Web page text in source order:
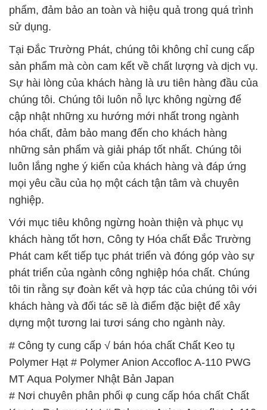
phẩm, đảm bảo an toàn và hiệu quả trong quá trình
sử dụng.
Tại Đắc Trường Phát, chúng tôi không chỉ cung cấp
sản phẩm mà còn cam kết về chất lượng và dịch vụ.
Sự hài lòng của khách hàng là ưu tiên hàng đầu của
chúng tôi. Chúng tôi luôn nỗ lực không ngừng để
cập nhật những xu hướng mới nhất trong ngành
hóa chất, đảm bảo mang đến cho khách hàng
những sản phẩm và giải pháp tốt nhất. Chúng tôi
luôn lắng nghe ý kiến của khách hàng và đáp ứng
mọi yêu cầu của họ một cách tận tâm và chuyên
nghiệp.
Với mục tiêu không ngừng hoàn thiện và phục vụ
khách hàng tốt hơn, Công ty Hóa chất Đắc Trường
Phát cam kết tiếp tục phát triển và đóng góp vào sự
phát triển của ngành công nghiệp hóa chất. Chúng
tôi tin rằng sự đoàn kết và hợp tác của chúng tôi với
khách hàng và đối tác sẽ là điểm đặc biệt để xây
dựng một tương lai tươi sáng cho ngành này.
# Công ty cung cấp √ bán hóa chất Chất Keo tụ
Polymer Hạt # Polymer Anion Accofloc A-110 PWG
MT Aqua Polymer Nhật Bản Japan
# Nơi chuyên phân phối φ cung cấp hóa chất Chất